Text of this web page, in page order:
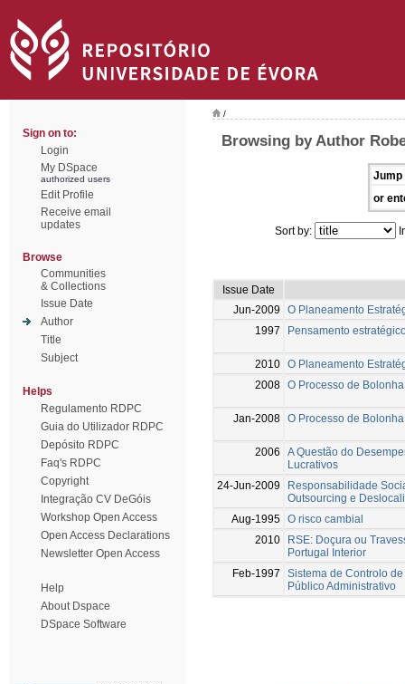
Sign on to:
Login
My DSpace
authorized users
Edit Profile
Receive email
updates
Browse
Communities
& Collections
Issue Date
Author
Title
Subject
Helps
Regulamento RDPC
Guia do Utilizador RDPC
Depósito RDPC
Faq's RDPC
Copyright
Integração CV DeGóis
Workshop Open Access
Open Access Declarations
Newsletter Open Access
Help
About Dspace
DSpace Software
/
Browsing by Author
Jump
or
Sort by:
Issue Date
Jun-2009
O Planeamento
1997
Pensamento
2010 O Planeamento
2008 O Processo de
Jan-2008 O Processo de
2006
A Questão do
Lucrativos
24-Jun-2009
Responsabilidade
Outsourcing e
Aug-1995 O risco cambial
2010
RSE: Doçura ou
Portugal Interior
Feb-1997
Sistema de Controlo
Público Administrativo